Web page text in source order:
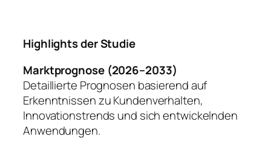
Highlights der Studie
Marktprognose (2026–2033)
Detaillierte Prognosen basierend auf
Erkenntnissen zu Kundenverhalten,
Innovationstrends und sich entwickelnden
Anwendungen.